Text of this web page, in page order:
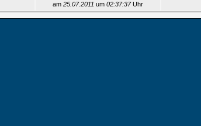
am 25.07.2011 um 02:37:37Uhr